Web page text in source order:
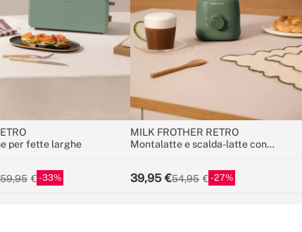
per fette larghe
59,95 33
MILK FROTHER RETRO
Montalatte e scalda-latte con
39,95 54,95 27